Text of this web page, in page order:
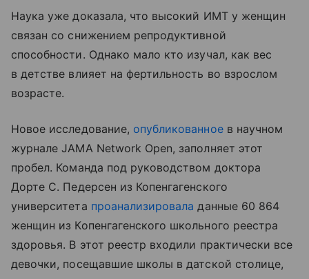
Наука уже доказала, что высокий ИМТ у женщин
связан со снижением репродуктивной
способности. Однако мало кто изучал, как вес
в детстве влияет на фертильность во взрослом
возрасте.
Новое исследование, опубликованноев научном
журнале JAMA Network Open, заполняет этот
пробел. Команда под руководством доктора
Дорте С. Педерсен из Копенгагенского
университета проанализировала данные 60 864
женщин из Копенгагенского школьного реестра
здоровья. В этот реестр входили практически все
девочки, посещавшие школы в датской столице,